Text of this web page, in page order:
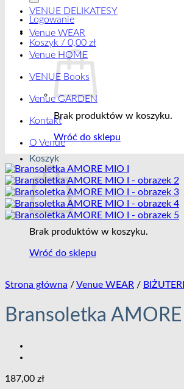
Logowanie
Koszyk / 0,00 zł
Brak produktów w koszyku.
Wróć do sklepu
Koszyk
Brak produktów w koszyku.
Wróć do sklepu
VENUE DELIKATESY
Venue WEAR
Venue HOME
VENUE Books
Venue GARDEN
Kontakt
O Venue
Strona główna /Venue WEAR /
Bransoletka AMORE
187,00 zł